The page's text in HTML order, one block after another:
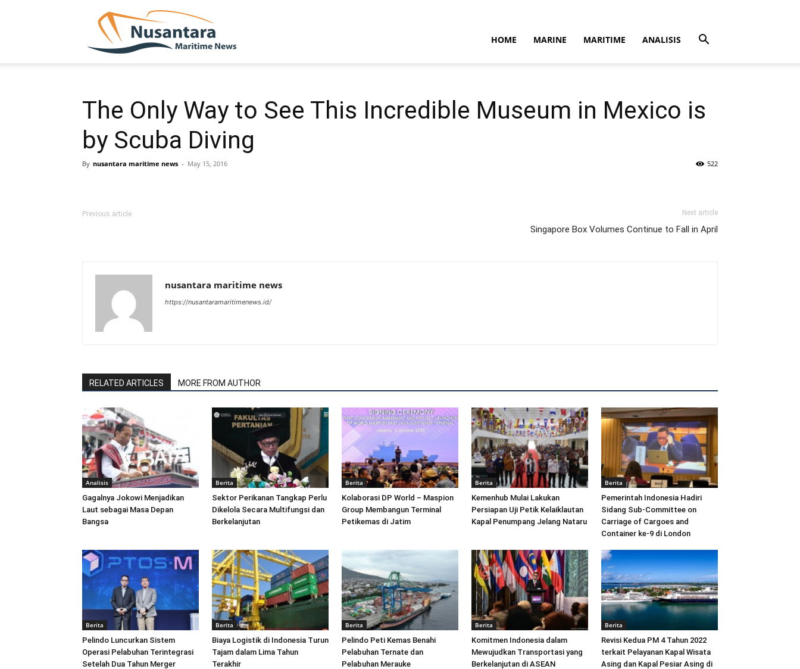
HOME MARINE MARITIME ANALISIS
The Only Way to See This Incredible Museum in Mexico is
by Scuba Diving
By nusantara maritime news - May 15, 2016 522
Previous article Next article
Singapore Box Volumes Continue to Fall in April
nusantara maritime news
https://nusantaramaritimenews.id/
RELATED ARTICLES MORE FROM AUTHOR
Analisis
Gagalnya Jokowi Menjadikan
Laut sebagai Masa Depan
Bangsa
Berita
Sektor Perikanan Tangkap Perlu
Dikelola Secara Multifungsi dan
Berkelanjutan
Berita
Kolaborasi DP World – Maspion
Group Membangun Terminal
Petikemas di Jatim
Berita
Kemenhub Mulai Lakukan
Persiapan Uji Petik Kelaiklautan
Kapal Penumpang Jelang Nataru
Berita
Pemerintah Indonesia Hadiri
Sidang Sub-Committee on
Carriage of Cargoes and
Container ke-9 di London
Berita
Pelindo Luncurkan Sistem
Operasi Pelabuhan Terintegrasi
Setelah Dua Tahun Merger
Berita
Biaya Logistik di Indonesia Turun
Tajam dalam Lima Tahun
Terakhir
Berita
Pelindo Peti Kemas Benahi
Pelabuhan Ternate dan
Pelabuhan Merauke
Berita
Komitmen Indonesia dalam
Mewujudkan Transportasi yang
Berkelanjutan di ASEAN
Berita
Revisi Kedua PM 4 Tahun 2022
terkait Pelayanan Kapal Wisata
Asing dan Kapal Pesiar Asing di